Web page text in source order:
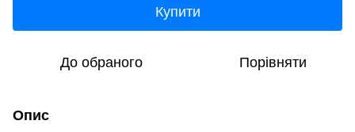
Купити
До обраного Порівняти
Опис